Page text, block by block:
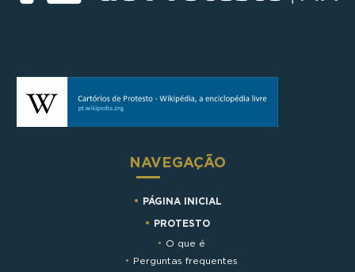
NAVEGAÇÃO
PÁGINA INICIAL
PROTESTO
O que é
Perguntas frequentes